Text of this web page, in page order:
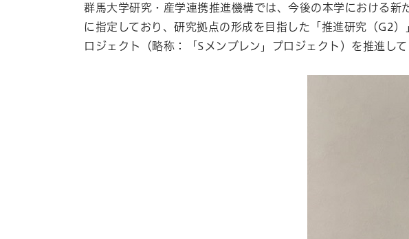
群馬大学研究・産学連携推進機構では、今後の本学における新
に指定しており、研究拠点の形成を目指した「推進研究（G2 ）
ロジェクト（略称：「 S メンブレン」プロジェクト）を推進し